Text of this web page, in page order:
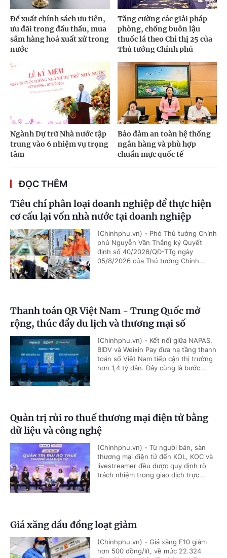
Đề xuất chính sách ưu tiên,
ưu đãi trong đấu thầu, mua
sắm hàng hoá xuất xứ trong
nước
Tăng cường các giải pháp
phòng, chống buôn lậu
thuốc lá theo Chỉ thị 25 của
Thủ tướng Chính phủ
Ngành Dự trữ Nhà nước tập
trung vào 6 nhiệm vụ trọng
tâm
Bảo đảm an toàn hệ thống
ngân hàng và phù hợp
chuẩn mực quốc tế
ĐỌC THÊM
Tiêu chí phân loại doanh nghiệp để thực hiện
cơ cấu lại vốn nhà nước tại doanh nghiệp
(Chinhphu.vn) - Phó Thủ tướng Chính
phủ Nguyễn Văn Thắng ký Quyết
định số 40/2026/QĐ-TTg ngày
05/8/2026 của Thủ tướng Chính...
Thanh toán QR Việt Nam - Trung Quốc mở
rộng, thúc đẩy du lịch và thương mại số
(Chinhphu.vn) - Kết nối giữa NAPAS,
BIDV và Weixin Pay đưa hạ tầng thanh
toán số Việt Nam tiếp cận thị trường
hơn 1,4 tỷ dân. Đây cũng là bước...
Quản trị rủi ro thuế thương mại điện tử bằng
dữ liệu và công nghệ
(Chinhphu.vn) - Từ người bán, sàn
thương mại điện tử đến KOL, KOC và
livestreamer đều được quy định rõ
trách nhiệm trong giao dịch trực...
Giá xăng dầu đồng loạt giảm
(Chinhphu.vn) - Giá xăng E10 giảm
hơn 500 đồng/lít, về mức 22.324